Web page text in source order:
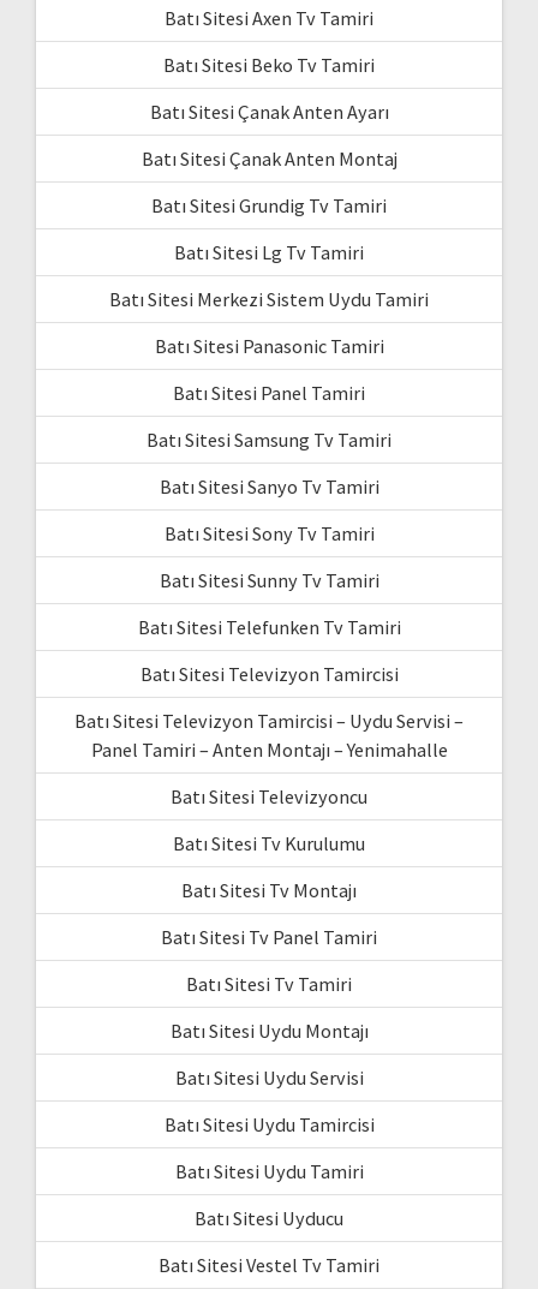
Batı Sitesi Axen Tv Tamiri
Batı Sitesi Beko Tv Tamiri
Batı Sitesi Çanak Anten Ayarı
Batı Sitesi Çanak Anten Montaj
Batı Sitesi Grundig Tv Tamiri
Batı Sitesi Lg Tv Tamiri
Batı Sitesi Merkezi Sistem Uydu Tamiri
Batı Sitesi Panasonic Tamiri
Batı Sitesi Panel Tamiri
Batı Sitesi Samsung Tv Tamiri
Batı Sitesi Sanyo Tv Tamiri
Batı Sitesi Sony Tv Tamiri
Batı Sitesi Sunny Tv Tamiri
Batı Sitesi Telefunken Tv Tamiri
Batı Sitesi Televizyon Tamircisi
Batı Sitesi Televizyon Tamircisi – Uydu Servisi –
Panel Tamiri – Anten Montajı – Yenimahalle
Batı Sitesi Televizyoncu
Batı Sitesi Tv Kurulumu
Batı Sitesi Tv Montajı
Batı Sitesi Tv Panel Tamiri
Batı Sitesi Tv Tamiri
Batı Sitesi Uydu Montajı
Batı Sitesi Uydu Servisi
Batı Sitesi Uydu Tamircisi
Batı Sitesi Uydu Tamiri
Batı Sitesi Uyducu
Batı Sitesi Vestel Tv Tamiri